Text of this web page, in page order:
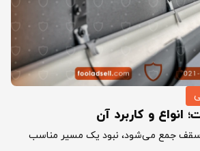
انواع و کاربرد آن
سقف جمع می‌شود، نبود یک مسیر مناسب